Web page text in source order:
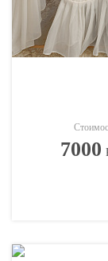
7000